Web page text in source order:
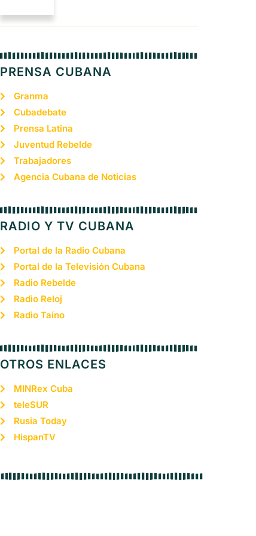
PRENSA CUBANA
Granma
Cubadebate
Prensa Latina
Juventud Rebelde
Trabajadores
Agencia Cubana de Noticias
RADIO Y TV CUBANA
Portal de la Radio Cubana
Portal de la Televisión Cubana
Radio Rebelde
Radio Reloj
Radio Taíno
OTROS ENLACES
MINRex Cuba
teleSUR
Rusia Today
HispanTV